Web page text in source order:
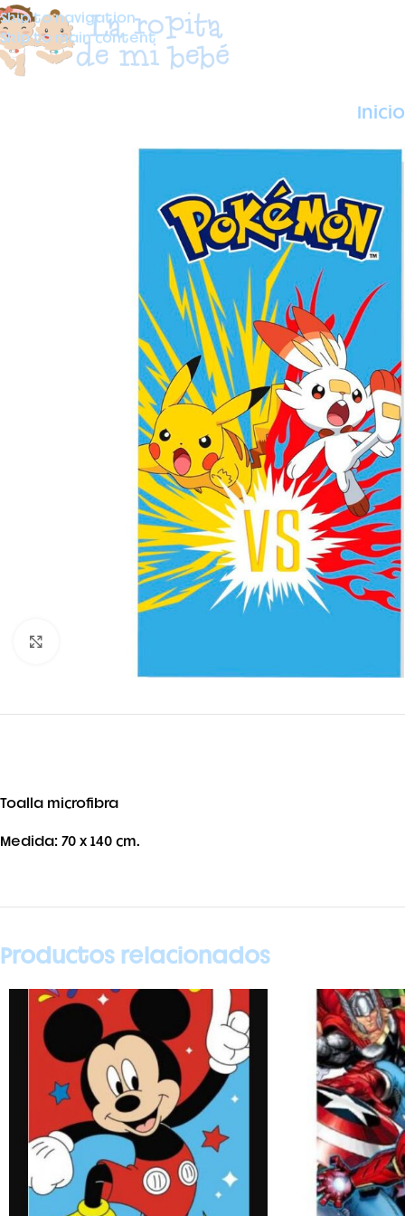
Skip to navigation
Skip to main content
Inicio
Toalla microfibra
Medida: 70 x 140 cm.
Productos relacionados